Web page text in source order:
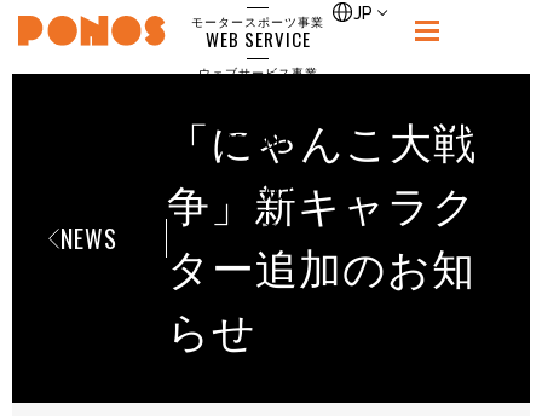
PONOS
モータースポーツ事業
WEB SERVICE
ウェブサービス事業
RECRUIT
CONTACT
お問合せ
JP
NEWS
「にゃんこ大戦
争」新キャラク
ター追加のお知
らせ